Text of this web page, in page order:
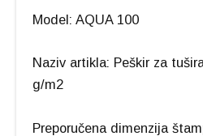
Model: AQUA 100
Naziv artikla: Peškir za
g/m2
Preporučena dimenzija